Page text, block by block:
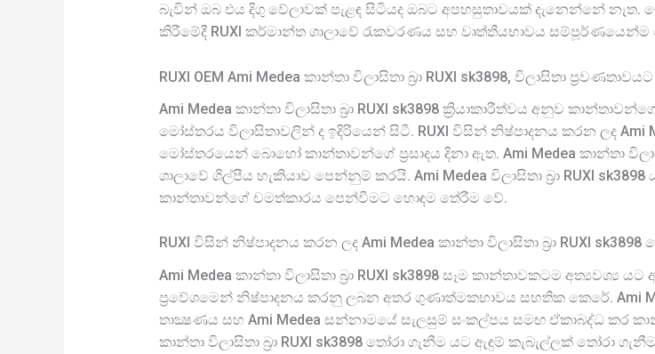
බැවින් ඔබ එය දිගු වේලාවක් පැළඳ සිටියද ඔබට අපහසුතාවයක් දැනෙන්නේ නැත.
කිරීමේදී RUXI කර්මාන්ත ශාලාවේ රැකවරණය සහ වෘත්තීයභාවය
RUXI OEM Ami Medea කාන්තා විලාසිතා බ්‍රා RUXI sk3898, විලාසිතා
Ami Medea කාන්තා විලාසිතා බ්‍රා RUXI sk3898 ක්‍රියාකාරීත්වය අනුව
මෝස්තරය විලාසිතාවලින් ද ඉදිරියෙන් සිටී. RUXI විසින් නිෂ්පාදනය කරන ලද Ami
මෝස්තරයෙන් බොහෝ කාන්තාවන්ගේ ප්‍රසාදය දිනා ඇත. Ami Medea කාන්තා
ශාලාවේ ශිල්පීය හැකියාව පෙන්නුම් කරයි. Ami Medea විලාසිතා බ්‍රා RUXI
කාන්තාවන්ගේ චමත්කාරය පෙන්වීමට හොඳම තේරීම වේ.
RUXI විසින් නිෂ්පාදනය කරන ලද Ami Medea කාන්තා විලාසිතා බ්‍රා RUXI
Ami Medea කාන්තා විලාසිතා බ්‍රා RUXI sk3898 සෑම කාන්තාවකටම
ප්‍රවේශමෙන් නිෂ්පාදනය කරනු ලබන අතර ගුණාත්මකභාවය සහතික කෙරේ. Ami
තාක්‍ෂණය සහ Ami Medea සන්නාමයේ සැලසුම් සංකල්පය සමඟ ඒකාබද්ධ කර
කාන්තා විලාසිතා බ්‍රා RUXI sk3898 තෝරා ගැනීම යට ඇඳුම් කැබැල්ලක්